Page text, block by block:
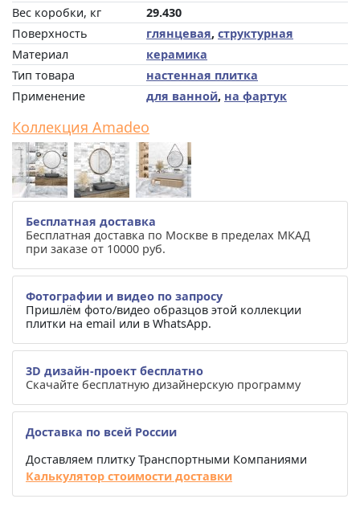
Вес коробки, кг
29.430
Поверхность
глянцевая, структурная
Материал
керамика
Тип товара
настенная плитка
Применение
для ванной, на фартук
Коллекция Amadeo
Бесплатная доставка
Бесплатная доставка по Москве в пределах МКАД
при заказе от 10000 руб.
Фотографии и видео по запросу
Пришлём фото/видео образцов этой коллекции
плитки на email или в WhatsApp.
3D дизайн-проект бесплатно
Скачайте бесплатную дизайнерскую программу
Доставка по всей России
Доставляем плитку Транспортными Компаниями
Калькулятор стоимости доставки